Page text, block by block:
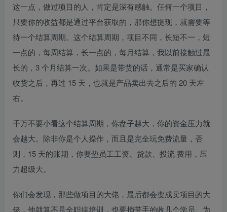
这一点，做过项目的人，肯定是深有感触。任何一个项目，
只要你的收益都是通过平台获取的，那你想提现，就需要等
待一个结算周期。这个结算周期，项目不同，长短不一，短
一点的，每周结算，长一点的，每月结算，我以前接触过最
长的，3 个月结算一次。如果是带货的话，通常是买家确认
收货之后，再过 15 天，也就是产品卖出去之后的 20 天左
右。
千万不要小看这个结算周期，你盘子越大，你的资金压力就
会越大。除非你是个人操作，而且是完全玩免费流量，否
则，15 天的账期，你要垫员工工资、货款、投流 费用，压
力超级大。
你们会发现，那些做项目的大佬，最后都会变成卖项目的大
佬，他就算不是全职搞培训，也要捎带手的收几个学员。为